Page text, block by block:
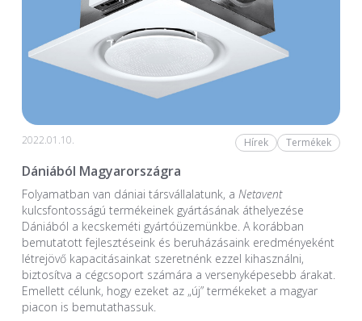
2022.01.10. Hírek Termékek
Dániából Magyarországra
Folyamatban van dániai társvállalatunk, a Netavent
kulcsfontosságú termékeinek gyártásának áthelyezése
Dániából a kecskeméti gyártóüzemünkbe. A korábban
bemutatott fejlesztéseink és beruházásaink eredményeként
létrejövő kapacitásainkat szeretnénk ezzel kihasználni,
biztosítva a cégcsoport számára a versenyképesebb árakat.
Emellett célunk, hogy ezeket az „új” termékeket a magyar
piacon is bemutathassuk.